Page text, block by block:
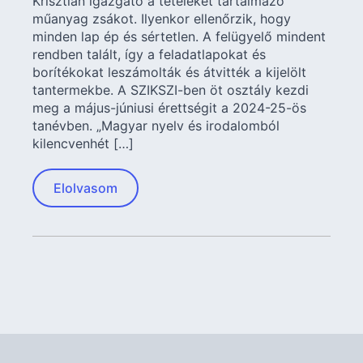
műanyag zsákot. Ilyenkor ellenőrzik, hogy
minden lap ép és sértetlen. A felügyelő mindent
rendben talált, így a feladatlapokat és
borítékokat leszámolták és átvitték a kijelölt
tantermekbe. A SZIKSZI-ben öt osztály kezdi
meg a május-júniusi érettségit a 2024-25-ös
tanévben. „Magyar nyelv és irodalomból
kilencvenhét […]
Elolvasom